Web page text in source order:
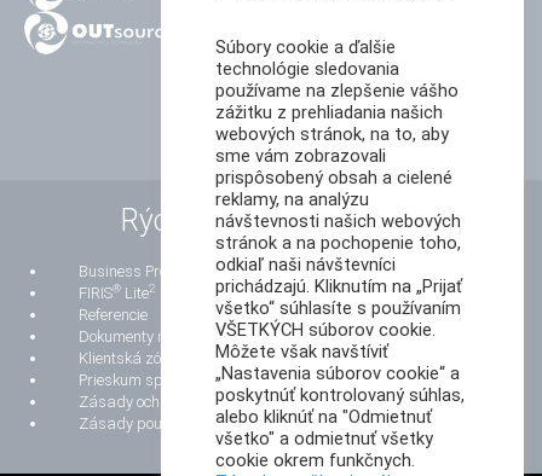
Rýchle odkazy
Business Process Reengineering
FIRIS® Lite2
Referencie
Dokumenty na stiahnutie
Klientská zóna
Prieskum spokojnosti zákazníkov
Zásady ochrany osobných údajov
Zásady používania súborov cookie
Súbory cookie a ďalšie
technológie sledovania
používame na zlepšenie vášho
zážitku z prehliadania našich
webových stránok, na to, aby
sme vám zobrazovali
prispôsobený obsah a cielené
reklamy, na analýzu
návštevnosti našich webových
stránok a na pochopenie toho,
odkiaľ naši návštevníci
prichádzajú. Kliknutím na „Prijať
všetko“ súhlasíte s používaním
VŠETKÝCH súborov cookie.
Môžete však navštíviť
„Nastavenia súborov cookie“ a
poskytnúť kontrolovaný súhlas,
alebo kliknúť na "Odmietnuť
všetko" a odmietnuť všetky
cookie okrem funkčnych.